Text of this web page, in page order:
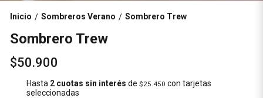
Inicio / Sombreros Verano / Sombrero Trew
Sombrero Trew
$50.900
Hasta 2 cuotas sin interés de $25.450 con tarjetas
seleccionadas